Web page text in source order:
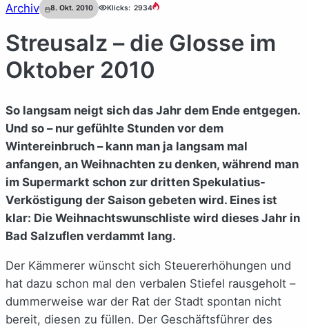
Archiv 8. Okt. 2010 Klicks: 2934
Streusalz – die Glosse im
Oktober 2010
So langsam neigt sich das Jahr dem Ende entgegen.
Und so – nur gefühlte Stunden vor dem
Wintereinbruch – kann man ja langsam mal
anfangen, an Weihnachten zu denken, während man
im Supermarkt schon zur dritten Spekulatius-
Verköstigung der Saison gebeten wird. Eines ist
klar: Die Weihnachtswunschliste wird dieses Jahr in
Bad Salzuflen verdammt lang.
Der Kämmerer wünscht sich Steuererhöhungen und
hat dazu schon mal den verbalen Stiefel rausgeholt –
dummerweise war der Rat der Stadt spontan nicht
bereit, diesen zu füllen. Der Geschäftsführer des